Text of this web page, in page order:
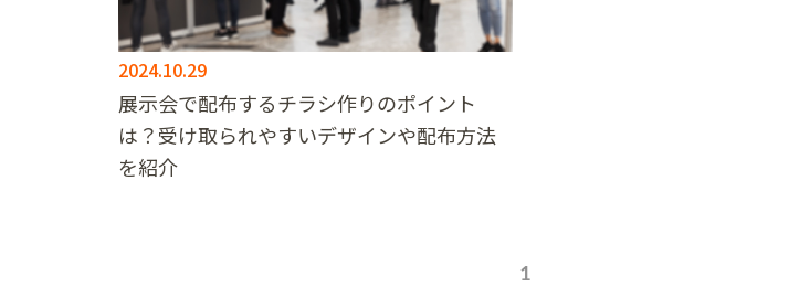
2024.10.29
展示会で配布するチラシ作りのポイント
は？受け取られやすいデザインや配布方法
を紹介
1